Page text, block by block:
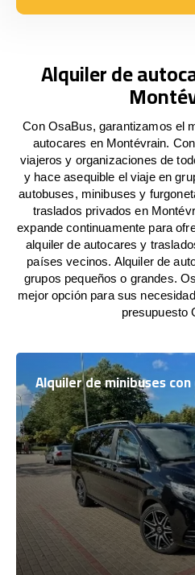
Alquiler de
Con OsaBus, garantizamos el
autocares en Montévrain.
viajeros y organizaciones de
y hace asequible el viaje en
autobuses, minibuses y
traslados privados en
expande continuamente para
alquiler de autocares y
países vecinos. Alquiler de
grupos pequeños o grandes.
mejor opción para sus
presupuesto
Alquiler de minibuses